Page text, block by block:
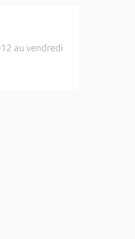
au vendredi